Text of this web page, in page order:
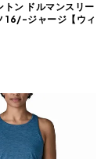
ン ドルマンスリー
16/-ジャージ【ウィ